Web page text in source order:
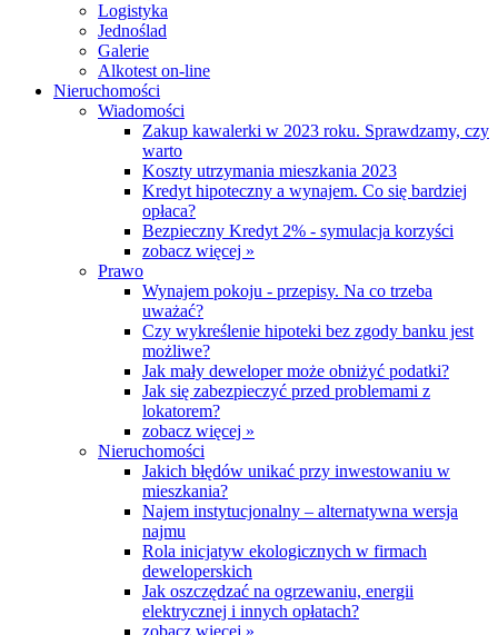
Logistyka
Jednoślad
Galerie
Alkotest on-line
Nieruchomości
Wiadomości
Zakup kawalerki w 2023 roku. Sprawdzamy, czy
warto
Koszty utrzymania mieszkania 2023
Kredyt hipoteczny a wynajem. Co się bardziej
opłaca?
Bezpieczny Kredyt 2% - symulacja korzyści
zobacz więcej »
Prawo
Wynajem pokoju - przepisy. Na co trzeba
uważać?
Czy wykreślenie hipoteki bez zgody banku jest
możliwe?
Jak mały deweloper może obniżyć podatki?
Jak się zabezpieczyć przed problemami z
lokatorem?
zobacz więcej »
Nieruchomości
Jakich błędów unikać przy inwestowaniu w
mieszkania?
Najem instytucjonalny – alternatywna wersja
najmu
Rola inicjatyw ekologicznych w firmach
deweloperskich
Jak oszczędzać na ogrzewaniu, energii
elektrycznej i innych opłatach?
zobacz więcej »